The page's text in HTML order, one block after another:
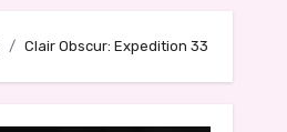
Clair Obscur: Expedition 33